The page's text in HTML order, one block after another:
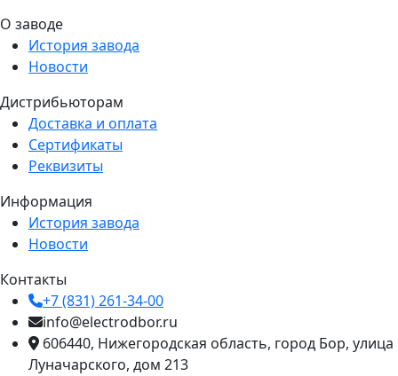
О заводе
История завода
Новости
Дистрибьюторам
Доставка и оплата
Сертификаты
Реквизиты
Информация
История завода
Новости
Контакты
+7 (831) 261-34-00
info@electrodbor.ru
606440, Нижегородская область, город Бор, улица
Луначарского, дом 213